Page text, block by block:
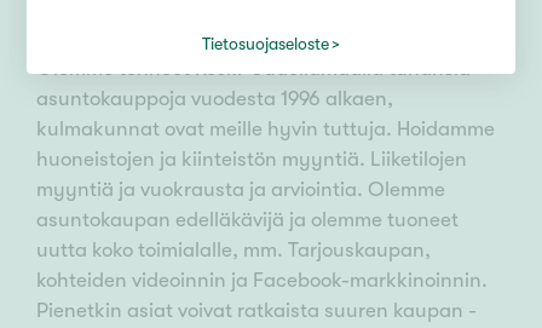
Olemme tehneet Keski-Uudellamaalla tuhansia
asuntokauppoja vuodesta 1996 alkaen,
kulmakunnat ovat meille hyvin tuttuja. Hoidamme
huoneistojen ja kiinteistön myyntiä. Liiketilojen
myyntiä ja vuokrausta ja arviointia. Olemme
asuntokaupan edelläkävijä ja olemme tuoneet
uutta koko toimialalle, mm. Tarjouskaupan,
kohteiden videoinnin ja Facebook-markkinoinnin.
Pienetkin asiat voivat ratkaista suuren kaupan -
Tietosuojaseloste